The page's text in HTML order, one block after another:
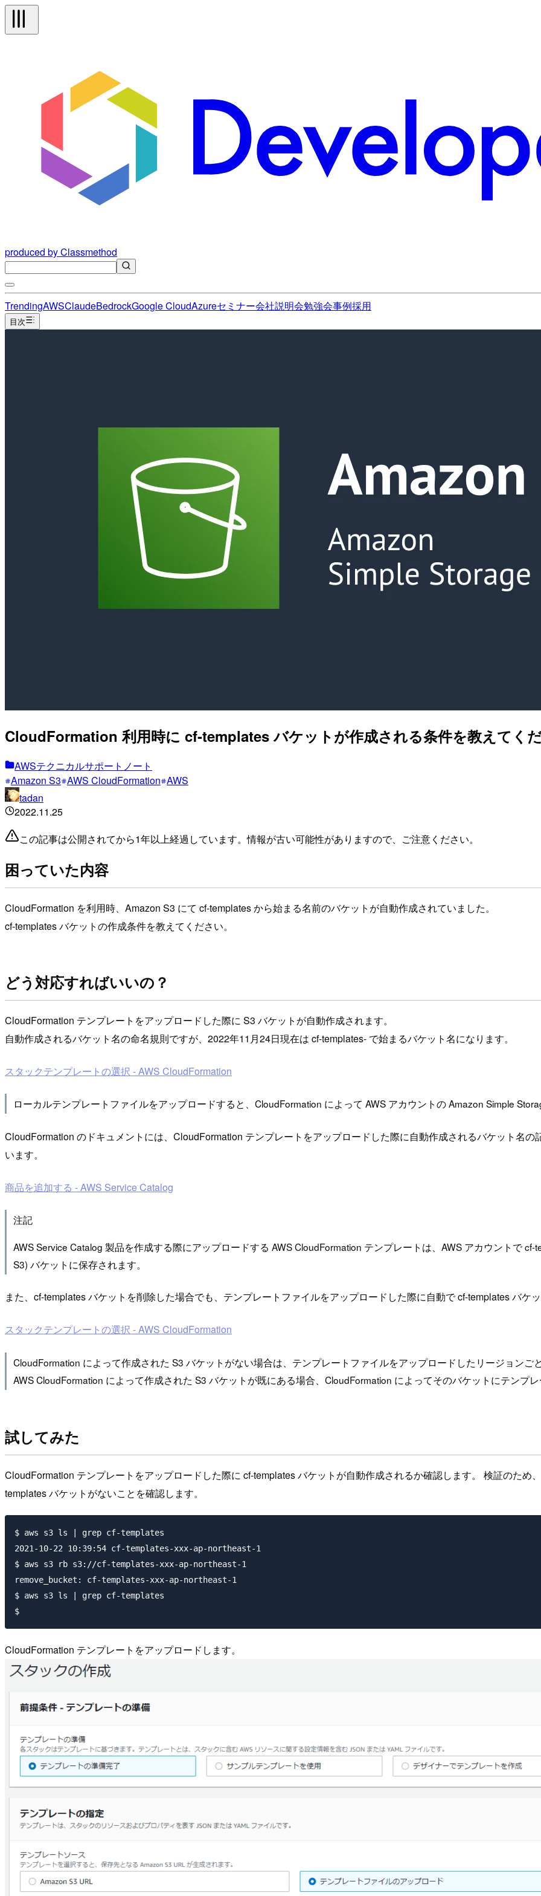
produced by Classmethod
TrendingAWSClaudeBedrockGoogle CloudAzureセミナー会社説明会勉強会事例採用
目次
CloudFormation 利用時に cf-templates バケットが作成される条件を教えてく
AWSテクニカルサポートノート
Amazon S3 AWS CloudFormation AWS
tadan
2022.11.25
この記事は公開されてから1年以上経過しています。情報が古い可能性がありますので、ご注意ください。
困っていた内容
CloudFormation を利用時、Amazon S3 にて cf-templates から始まる名前のバケットが自動作成されていました。
cf-templates バケットの作成条件を教えてください。
どう対応すればいいの？
CloudFormation テンプレートをアップロードした際に S3 バケットが自動作成されます。
自動作成されるバケット名の命名規則ですが、2022年11月24日現在は cf-templates- で始まるバケット名になります。
スタックテンプレートの選択 - AWS CloudFormation
ローカルテンプレートファイルをアップロードすると、CloudFormation によって AWS アカウントの Amazon Simple
CloudFormation のドキュメントには、CloudFormation テンプレートをアップロードした際に自動作成されるバケット名
います。
商品を追加する - AWS Service Catalog
注記
AWS Service Catalog 製品を作成する際にアップロードする AWS CloudFormation テンプレートは、AWS アカウントで
S3) バケットに保存されます。
また、cf-templates バケットを削除した場合でも、テンプレートファイルをアップロードした際に自動で cf-templates バケ
スタックテンプレートの選択 - AWS CloudFormation
CloudFormation によって作成された S3 バケットがない場合は、テンプレートファイルをアップロードしたリージョン
AWS CloudFormation によって作成された S3 バケットが既にある場合、CloudFormation によってそのバケットにテンプ
試してみた
CloudFormation テンプレートをアップロードした際に cf-templates バケットが自動作成されるか確認します。 検証のため
templates バケットがないことを確認します。
$ aws s3 ls | grep cf-templates
2021-10-22 10:39:54 cf-templates-xxx-ap-northeast-1
$ aws s3 rb s3://cf-templates-xxx-ap-northeast-1
remove_bucket: cf-templates-xxx-ap-northeast-1
$ aws s3 ls | grep cf-templates
CloudFormation テンプレートをアップロードします。